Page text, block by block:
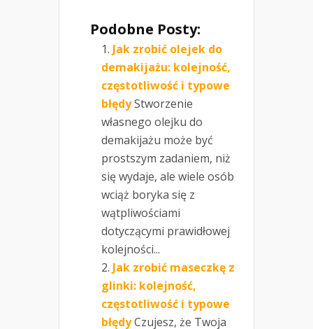
Podobne Posty:
Jak zrobić olejek do
demakijażu: kolejność,
częstotliwość i typowe
błędyStworzenie
własnego olejku do
demakijażu może być
prostszym zadaniem, niż
się wydaje, ale wiele osób
wciąż boryka się z
wątpliwościami
dotyczącymi prawidłowej
kolejności...
Jak zrobić maseczkę z
glinki: kolejność,
częstotliwość i typowe
błędyCzujesz, że Twoja